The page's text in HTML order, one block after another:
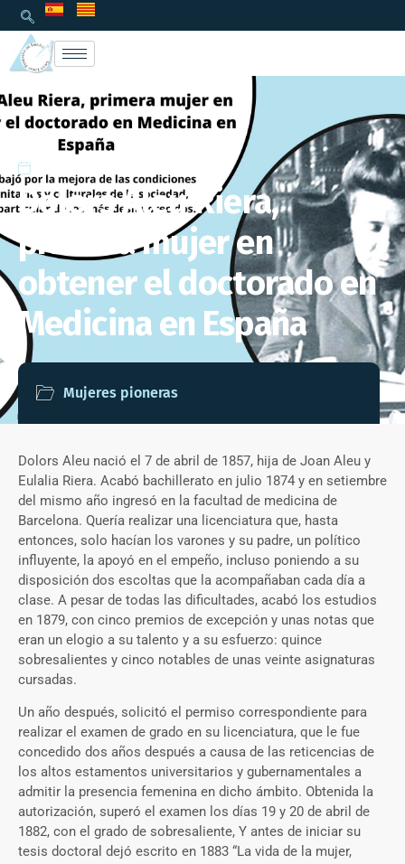
Dolors Aleu Riera,
primera mujer en
obtener el doctorado en
Medicina en España
Mujeres pioneras
Dolors Aleu nació el 7 de abril de 1857, hija de Joan Aleu y
Eulalia Riera. Acabó bachillerato en julio 1874 y en setiembre
del mismo año ingresó en la facultad de medicina de
Barcelona. Quería realizar una licenciatura que, hasta
entonces, solo hacían los varones y su padre, un político
influyente, la apoyó en el empeño, incluso poniendo a su
disposición dos escoltas que la acompañaban cada día a
clase. A pesar de todas las dificultades, acabó los estudios
en 1879, con cinco premios de excepción y unas notas que
eran un elogio a su talento y a su esfuerzo: quince
sobresalientes y cinco notables de unas veinte asignaturas
cursadas.
Un año después, solicitó el permiso correspondiente para
realizar el examen de grado en su licenciatura, que le fue
concedido dos años después a causa de las reticencias de
los altos estamentos universitarios y gubernamentales a
admitir la presencia femenina en dicho ámbito. Obtenida la
autorización, superó el examen los días 19 y 20 de abril de
1882, con el grado de sobresaliente, Y antes de iniciar su
tesis doctoral dejó escrito en 1883 “La vida de la mujer,